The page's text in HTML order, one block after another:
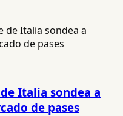
Italia sondea a
de pases